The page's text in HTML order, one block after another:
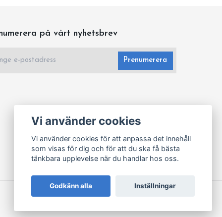
på vårt nyhetsbrev
Prenumerera
Vi använder cookies
Vi använder cookies för att anpassa det innehåll
som visas för dig och för att du ska få bästa
tänkbara upplevelse när du handlar hos oss.
Godkänn alla Inställningar